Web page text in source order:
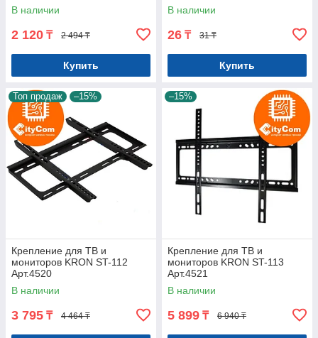
В наличии
2 120 ₸ 2 494 ₸
Купить
В наличии
26 ₸ 31 ₸
Купить
Топ продаж –15%
Крепление для ТВ и
мониторов KRON ST-112
Арт.4520
В наличии
3 795 ₸ 4 464 ₸
–15%
Крепление для ТВ и
мониторов KRON ST-113
Арт.4521
В наличии
5 899 ₸ 6 940 ₸